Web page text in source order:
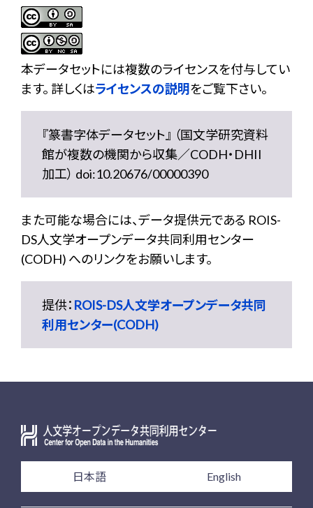
本データセットには複数のライセンスを付与してい
ます。 詳しくはライセンスの説明をご覧下さい。
『篆書字体データセット』 （国文学研究資料
館が複数の機関から収集／CODH・DHII
加工） doi:10.20676/00000390
また可能な場合には、データ提供元である ROIS-
DS人文学オープンデータ共同利用センター
(CODH) へのリンクをお願いします。
提供： ROIS-DS人文学オープンデータ共同
利用センター(CODH)
日本語 English